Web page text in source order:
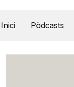
Inici Pòdcasts